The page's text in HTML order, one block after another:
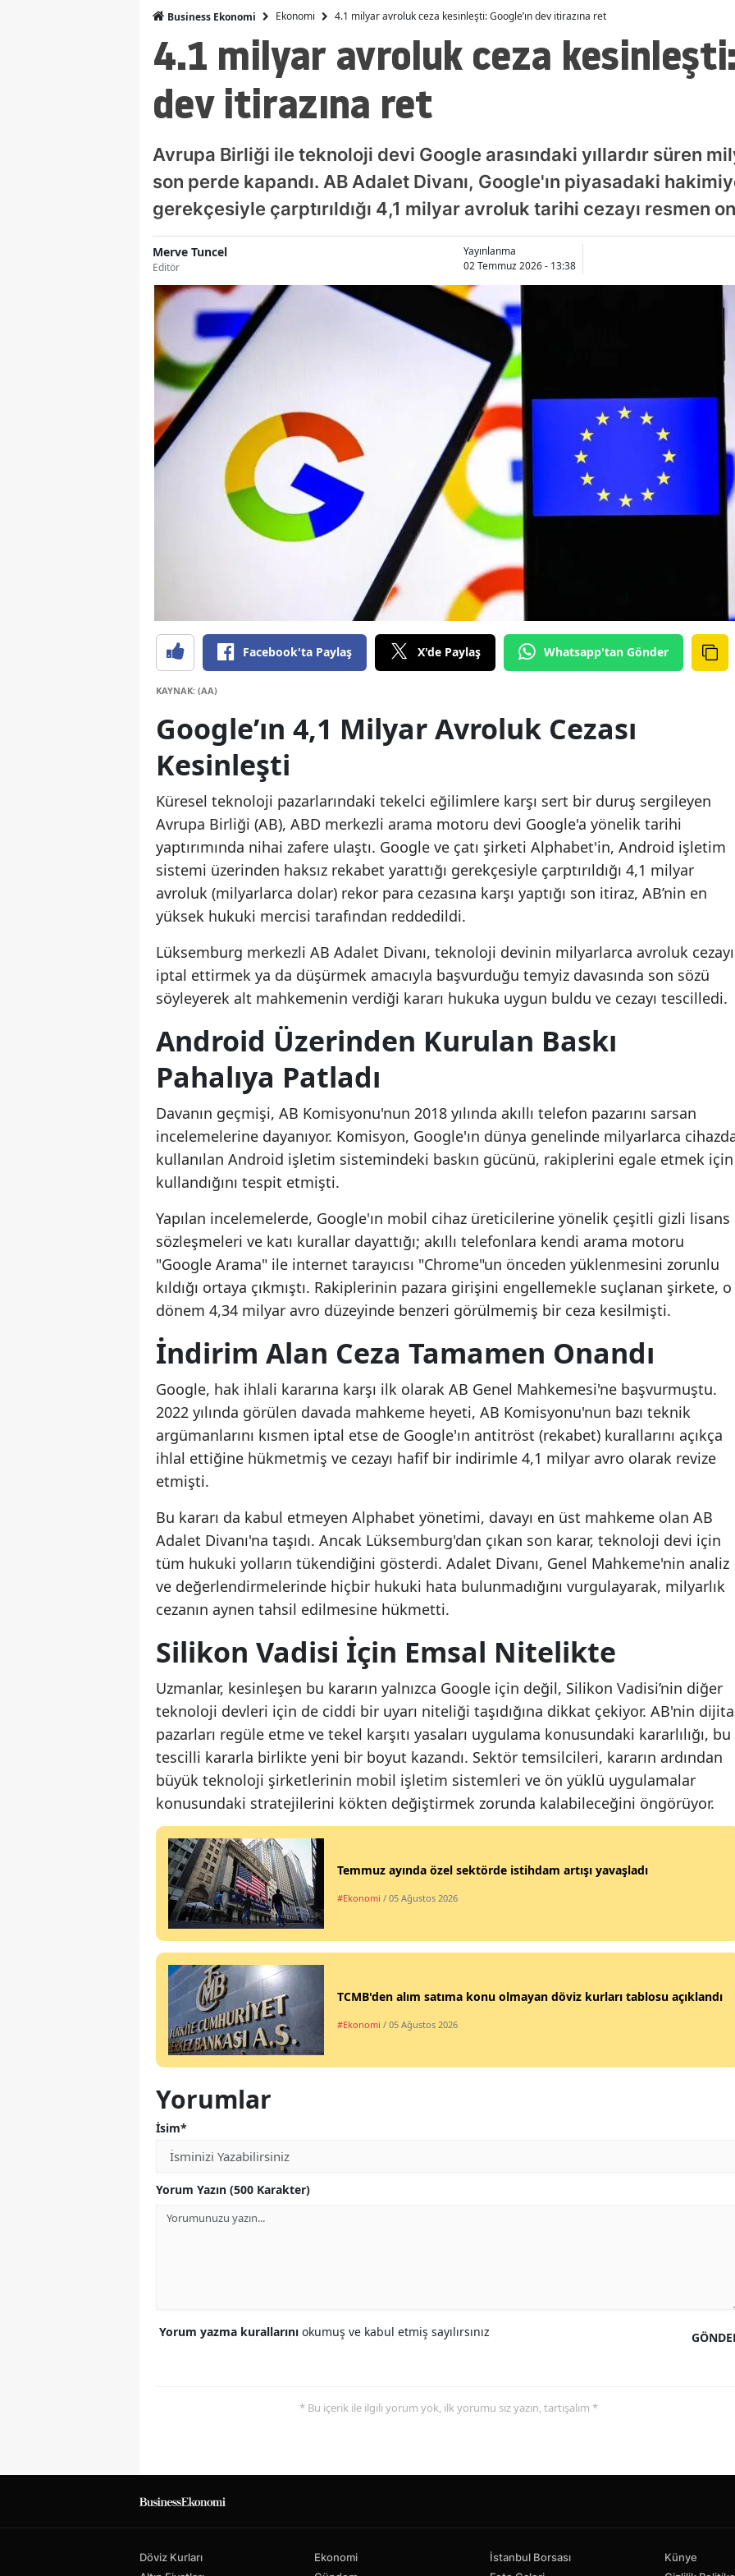
Business Ekonomi Ekonomi 4.1 milyar avroluk ceza kesinleşti: Google’ın dev itirazına ret
4.1 milyar avroluk ceza kesinleşti:
dev itirazına ret
Avrupa Birliği ile teknoloji devi Google arasındaki yıllardır süren
son perde kapandı. AB Adalet Divanı, Google'ın piyasadaki
gerekçesiyle çarptırıldığı 4,1 milyar avroluk tarihi cezayı resmen
Merve Tuncel
Editör
Yayınlanma
02 Temmuz 2026 - 13:38
Facebook'ta Paylaş X'de Paylaş Whatsapp'tan Gönder
KAYNAK: (AA)
Google’ın 4,1 Milyar Avroluk Cezası
Kesinleşti
Küresel teknoloji pazarlarındaki tekelci eğilimlere karşı sert bir duruş sergileyen
Avrupa Birliği (AB), ABD merkezli arama motoru devi Google'a yönelik tarihi
yaptırımında nihai zafere ulaştı. Google ve çatı şirketi Alphabet'in, Android işletim
sistemi üzerinden haksız rekabet yarattığı gerekçesiyle çarptırıldığı 4,1 milyar
avroluk (milyarlarca dolar) rekor para cezasına karşı yaptığı son itiraz, AB’nin en
yüksek hukuki mercisi tarafından reddedildi.
Lüksemburg merkezli AB Adalet Divanı, teknoloji devinin milyarlarca avroluk cezayı
iptal ettirmek ya da düşürmek amacıyla başvurduğu temyiz davasında son sözü
söyleyerek alt mahkemenin verdiği kararı hukuka uygun buldu ve cezayı tescilledi.
Android Üzerinden Kurulan Baskı
Pahalıya Patladı
Davanın geçmişi, AB Komisyonu'nun 2018 yılında akıllı telefon pazarını sarsan
incelemelerine dayanıyor. Komisyon, Google'ın dünya genelinde milyarlarca
kullanılan Android işletim sistemindeki baskın gücünü, rakiplerini egale etmek için
kullandığını tespit etmişti.
Yapılan incelemelerde, Google'ın mobil cihaz üreticilerine yönelik çeşitli gizli lisans
sözleşmeleri ve katı kurallar dayattığı; akıllı telefonlara kendi arama motoru
"Google Arama" ile internet tarayıcısı "Chrome"un önceden yüklenmesini zorunlu
kıldığı ortaya çıkmıştı. Rakiplerinin pazara girişini engellemekle suçlanan şirkete, o
dönem 4,34 milyar avro düzeyinde benzeri görülmemiş bir ceza kesilmişti.
İndirim Alan Ceza Tamamen Onandı
Google, hak ihlali kararına karşı ilk olarak AB Genel Mahkemesi'ne başvurmuştu.
2022 yılında görülen davada mahkeme heyeti, AB Komisyonu'nun bazı teknik
argümanlarını kısmen iptal etse de Google'ın antitröst (rekabet) kurallarını açıkça
ihlal ettiğine hükmetmiş ve cezayı hafif bir indirimle 4,1 milyar avro olarak revize
etmişti.
Bu kararı da kabul etmeyen Alphabet yönetimi, davayı en üst mahkeme olan AB
Adalet Divanı'na taşıdı. Ancak Lüksemburg'dan çıkan son karar, teknoloji devi için
tüm hukuki yolların tükendiğini gösterdi. Adalet Divanı, Genel Mahkeme'nin analiz
ve değerlendirmelerinde hiçbir hukuki hata bulunmadığını vurgulayarak, milyarlık
cezanın aynen tahsil edilmesine hükmetti.
Silikon Vadisi İçin Emsal Nitelikte
Uzmanlar, kesinleşen bu kararın yalnızca Google için değil, Silikon Vadisi’nin diğer
teknoloji devleri için de ciddi bir uyarı niteliği taşıdığına dikkat çekiyor. AB'nin
pazarları regüle etme ve tekel karşıtı yasaları uygulama konusundaki kararlılığı, bu
tescilli kararla birlikte yeni bir boyut kazandı. Sektör temsilcileri, kararın ardından
büyük teknoloji şirketlerinin mobil işletim sistemleri ve ön yüklü uygulamalar
konusundaki stratejilerini kökten değiştirmek zorunda kalabileceğini öngörüyor.
Temmuz ayında özel sektörde istihdam artışı yavaşladı
#Ekonomi / 05 Ağustos 2026
TCMB'den alım satıma konu olmayan döviz kurları tablosu açıklandı
#Ekonomi / 05 Ağustos 2026
Yorumlar
İsim*
Yorum Yazın (500 Karakter)
Yorum yazma kurallarını okumuş ve kabul etmiş sayılırsınız
* Bu içerik ile ilgili yorum yok, ilk yorumu siz yazın, tartışalım *
Döviz Kurları
Ekonomi
İstanbul Borsası
Künye